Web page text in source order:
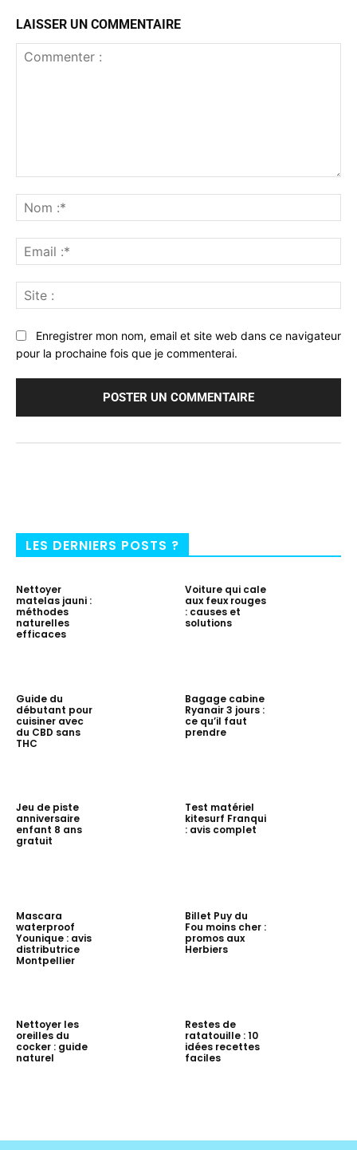
LAISSER UN COMMENTAIRE
:*
:*
:
Enregistrer mon nom, email et site web dans ce navigateur
pour la prochaine fois que je commenterai.
LES DERNIERS POSTS ?
Nettoyer
matelas jauni :
méthodes
naturelles
efficaces
Voiture qui cale
aux feux rouges
: causes et
solutions
Guide du
débutant pour
cuisiner avec
du CBD sans
THC
Bagage cabine
Ryanair 3 jours :
ce qu’il faut
prendre
Jeu de piste
anniversaire
enfant 8 ans
gratuit
Test matériel
kitesurf Franqui
: avis complet
Mascara
waterproof
Younique : avis
distributrice
Montpellier
Billet Puy du
Fou moins cher :
promos aux
Herbiers
Nettoyer les
oreilles du
cocker : guide
naturel
Restes de
ratatouille : 10
idées recettes
faciles